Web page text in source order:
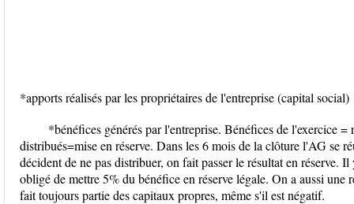
*apports réalisés par les propriétaires de l'entreprise (capital social)
*bénéfices générés par l'entreprise. Bénéfices de l'exercice =
distribués=mise en réserve. Dans les 6 mois de la clôture l'AG se
décident de ne pas distribuer, on fait passer le résultat en réserve.
obligé de mettre 5% du bénéfice en réserve légale. On a aussi une
fait toujours partie des capitaux propres, même s'il est négatif.